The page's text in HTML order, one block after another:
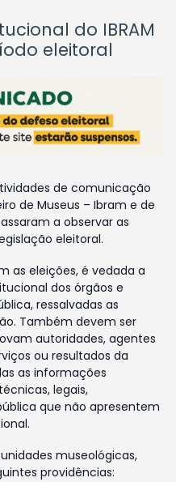
do IBRAM
eleitoral
de comunicação
de Museus – Ibram e de
a observar as
eleitoral.
as eleições, é vedada a
dos órgãos e
ressalvadas as
Também devem ser
autoridades, agentes
ou resultados da
as informações
legais,
que não apresentem
museológicas,
providências: